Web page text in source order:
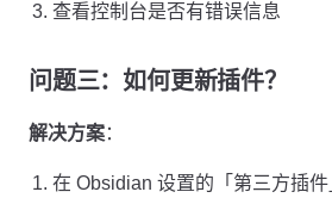
查看控制台是否有错误信息
问题三：如何更新插件？
解决方案：
在 Obsidian 设置的「第三方插件